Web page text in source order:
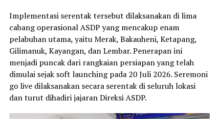
Implementasi serentak tersebut dilaksanakan di lima
cabang operasional ASDP yang mencakup enam
pelabuhan utama, yaitu Merak, Bakauheni, Ketapang,
Gilimanuk, Kayangan, dan Lembar. Penerapan ini
menjadi puncak dari rangkaian persiapan yang telah
dimulai sejak soft launching pada 20 Juli 2026. Seremoni
go live dilaksanakan secara serentak di seluruh lokasi
dan turut dihadiri jajaran Direksi ASDP.